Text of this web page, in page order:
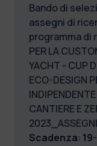
Bando di
assegni di
programma di
PER LA
YACHT - CUP
ECO-DESIGN
CANTIERE E
Scadenza: